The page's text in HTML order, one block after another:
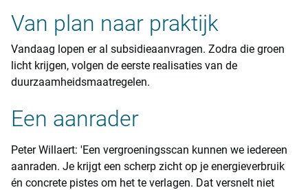
Van plan naar praktijk
Vandaag lopen er al subsidieaanvragen. Zodra die groen
licht krijgen, volgen de eerste realisaties van de
duurzaamheidsmaatregelen.
Een aanrader
Peter Willaert: 'Een vergroeningsscan kunnen we iedereen
aanraden. Je krijgt een scherp zicht op je energieverbruik
én concrete pistes om het te verlagen. Dat versnelt niet